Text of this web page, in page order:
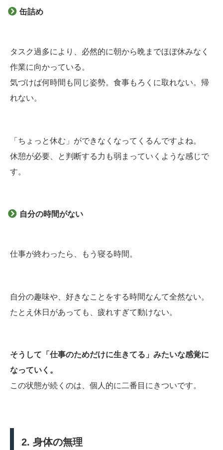
缶詰め
タスク過多により、必然的に朝から晩までほぼ休みなく
作業に向かっている。
気づけば何時間も同じ姿勢。食事もろくに取れない。帰
れない。
「ちょっと休む」ができなくなってくるんですよね。
休憩が必要、と判断する力も弱まっていくような感じで
す。
自分の時間がない
仕事が終わったら、もう寝る時間。
自分の趣味や、好きなことをする時間なんて全然ない。
たとえ休日があっても、疲れすぎて動けない。
そうして「仕事のためだけに生きてる」みたいな感覚に
なっていく。
この状態が続くのは、個人的に二番目にきついです。
2. 身体の無理